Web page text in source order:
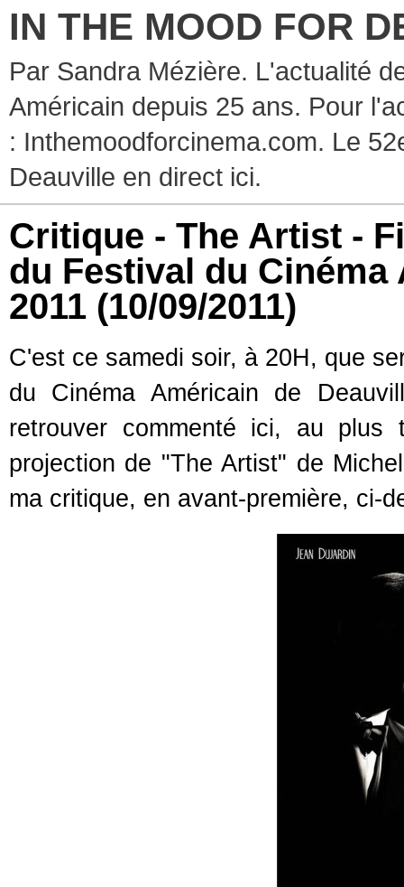
IN THE MOOD FOR
Par Sandra Mézière. L'actualité
Américain depuis 25 ans. Pour
: Inthemoodforcinema.com. Le
Deauville en direct ici.
Critique - The Artist -
du Festival du
2011 (10/09/2011)
C'est ce samedi soir, à 20H, que
du Cinéma Américain de
retrouver commenté ici, au
projection de "The Artist" de
ma critique, en avant-première, ci-